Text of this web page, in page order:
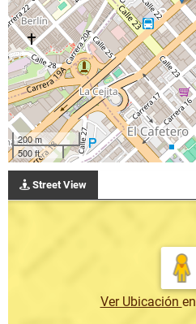
200 m
500 ft
Street View
Ver Ubicación en